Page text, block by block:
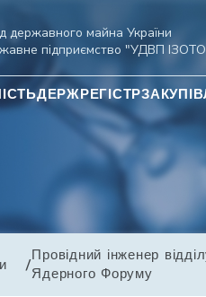
державного майна України
підприємство "УДВП
ДЕРЖРЕГІСТР
Провідний інженер
Ядерного Форуму